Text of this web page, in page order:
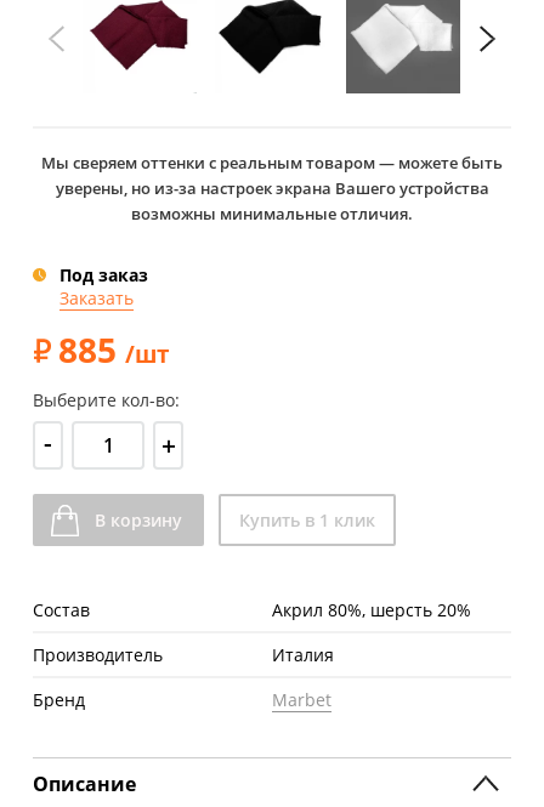
Мы сверяем оттенки с реальным товаром — можете быть
уверены, но из-за настроек экрана Вашего устройства
возможны минимальные отличия.
Под заказ
Заказать
885 /шт
Выберите кол-во:
- +
В корзину Купить в 1 клик
Состав
Акрил 80%, шерсть 20%
Производитель
Италия
Бренд
Marbet
Описание